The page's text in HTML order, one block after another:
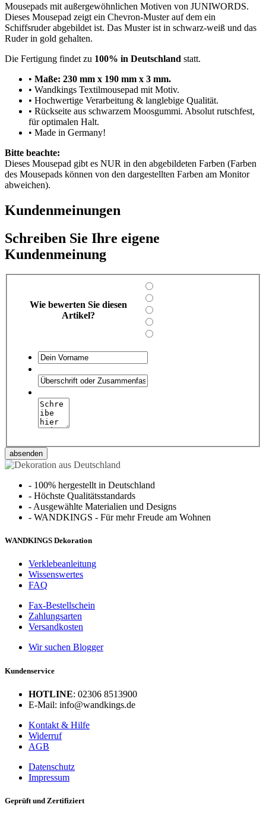
Mousepads mit außergewöhnlichen Motiven von JUNIWORDS.
Dieses Mousepad zeigt ein Chevron-Muster auf dem ein
Schiffsruder abgebildet ist. Das Muster ist in schwarz-weiß und das
Ruder in gold gehalten.
Die Fertigung findet zu 100% in Deutschland statt.
• Maße: 230 mm x 190 mm x 3 mm.
• Wandkings Textilmousepad mit Motiv.
• Hochwertige Verarbeitung & langlebige Qualität.
• Rückseite aus schwarzem Moosgummi. Absolut rutschfest,
für optimalen Halt.
• Made in Germany!
Bitte beachte:
Dieses Mousepad gibt es NUR in den abgebildeten Farben (Farben
des Mousepads können von den dargestellten Farben am Monitor
abweichen).
Kundenmeinungen
Schreiben Sie Ihre eigene
Kundenmeinung
Wie bewerten Sie diesen
Artikel?
absenden
- 100% hergestellt in Deutschland
- Höchste Qualitätsstandards
- Ausgewählte Materialien und Designs
- WANDKINGS - Für mehr Freude am Wohnen
WANDKINGS Dekoration
Verklebeanleitung
Wissenswertes
FAQ
Fax-Bestellschein
Zahlungsarten
Versandkosten
Wir suchen Blogger
Kundenservice
HOTLINE: 02306 8513900
E-Mail: info@wandkings.de
Kontakt & Hilfe
Widerruf
AGB
Datenschutz
Impressum
Geprüft und Zertifiziert